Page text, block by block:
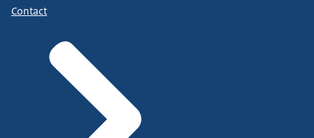
Contact